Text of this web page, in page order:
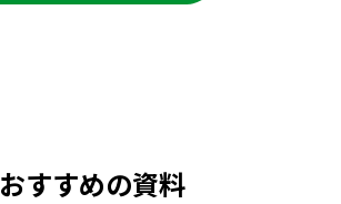
おすすめの資料